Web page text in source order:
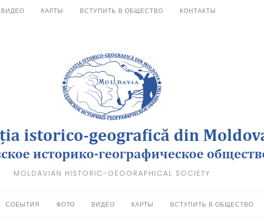
ВИДЕО КАРТЫ ВСТУПИТЬ В ОБЩЕСТВО КОНТАКТЫ
MOLDAVIAN HISTORIC-GEOGRAPHICAL SOCIETY
СОБЫТИЯ ФОТО ВИДЕО КАРТЫ ВСТУПИТЬ В ОБЩЕСТВО